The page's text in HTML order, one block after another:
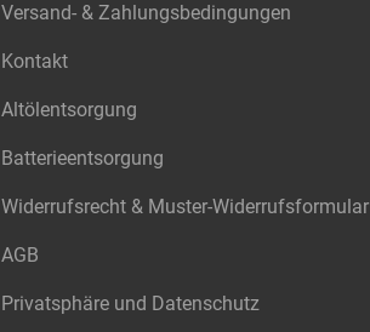
Versand- & Zahlungsbedingungen
Kontakt
Altölentsorgung
Batterieentsorgung
Widerrufsrecht & Muster-Widerrufsformular
AGB
Privatsphäre und Datenschutz